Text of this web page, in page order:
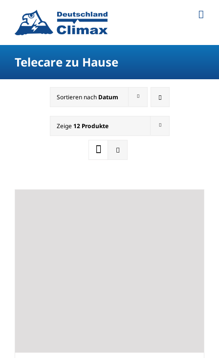
Telecare zu Hause
Sortieren nach Datum
Zeige 12 Produkte